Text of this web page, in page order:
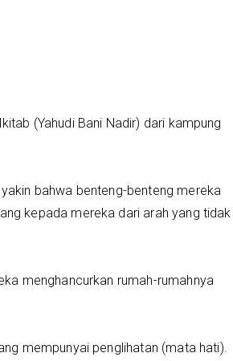
(Yahudi Bani Nadir) dari kampung
bahwa benteng-benteng mereka
kepada mereka dari arah yang tidak
menghancurkan rumah-rumahnya
mempunyai penglihatan (mata hati).